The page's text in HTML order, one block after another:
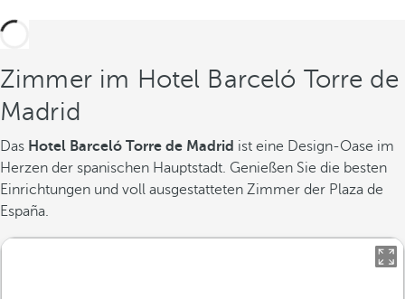
Zimmer im Hotel Barceló Torre de
Madrid
Das Hotel Barceló Torre de Madrid ist eine Design-Oase im
Herzen der spanischen Hauptstadt. Genießen Sie die besten
Einrichtungen und voll ausgestatteten Zimmer der Plaza de
España.